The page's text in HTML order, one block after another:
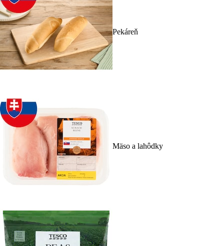
Pekáreň
Mäso a lahôdky